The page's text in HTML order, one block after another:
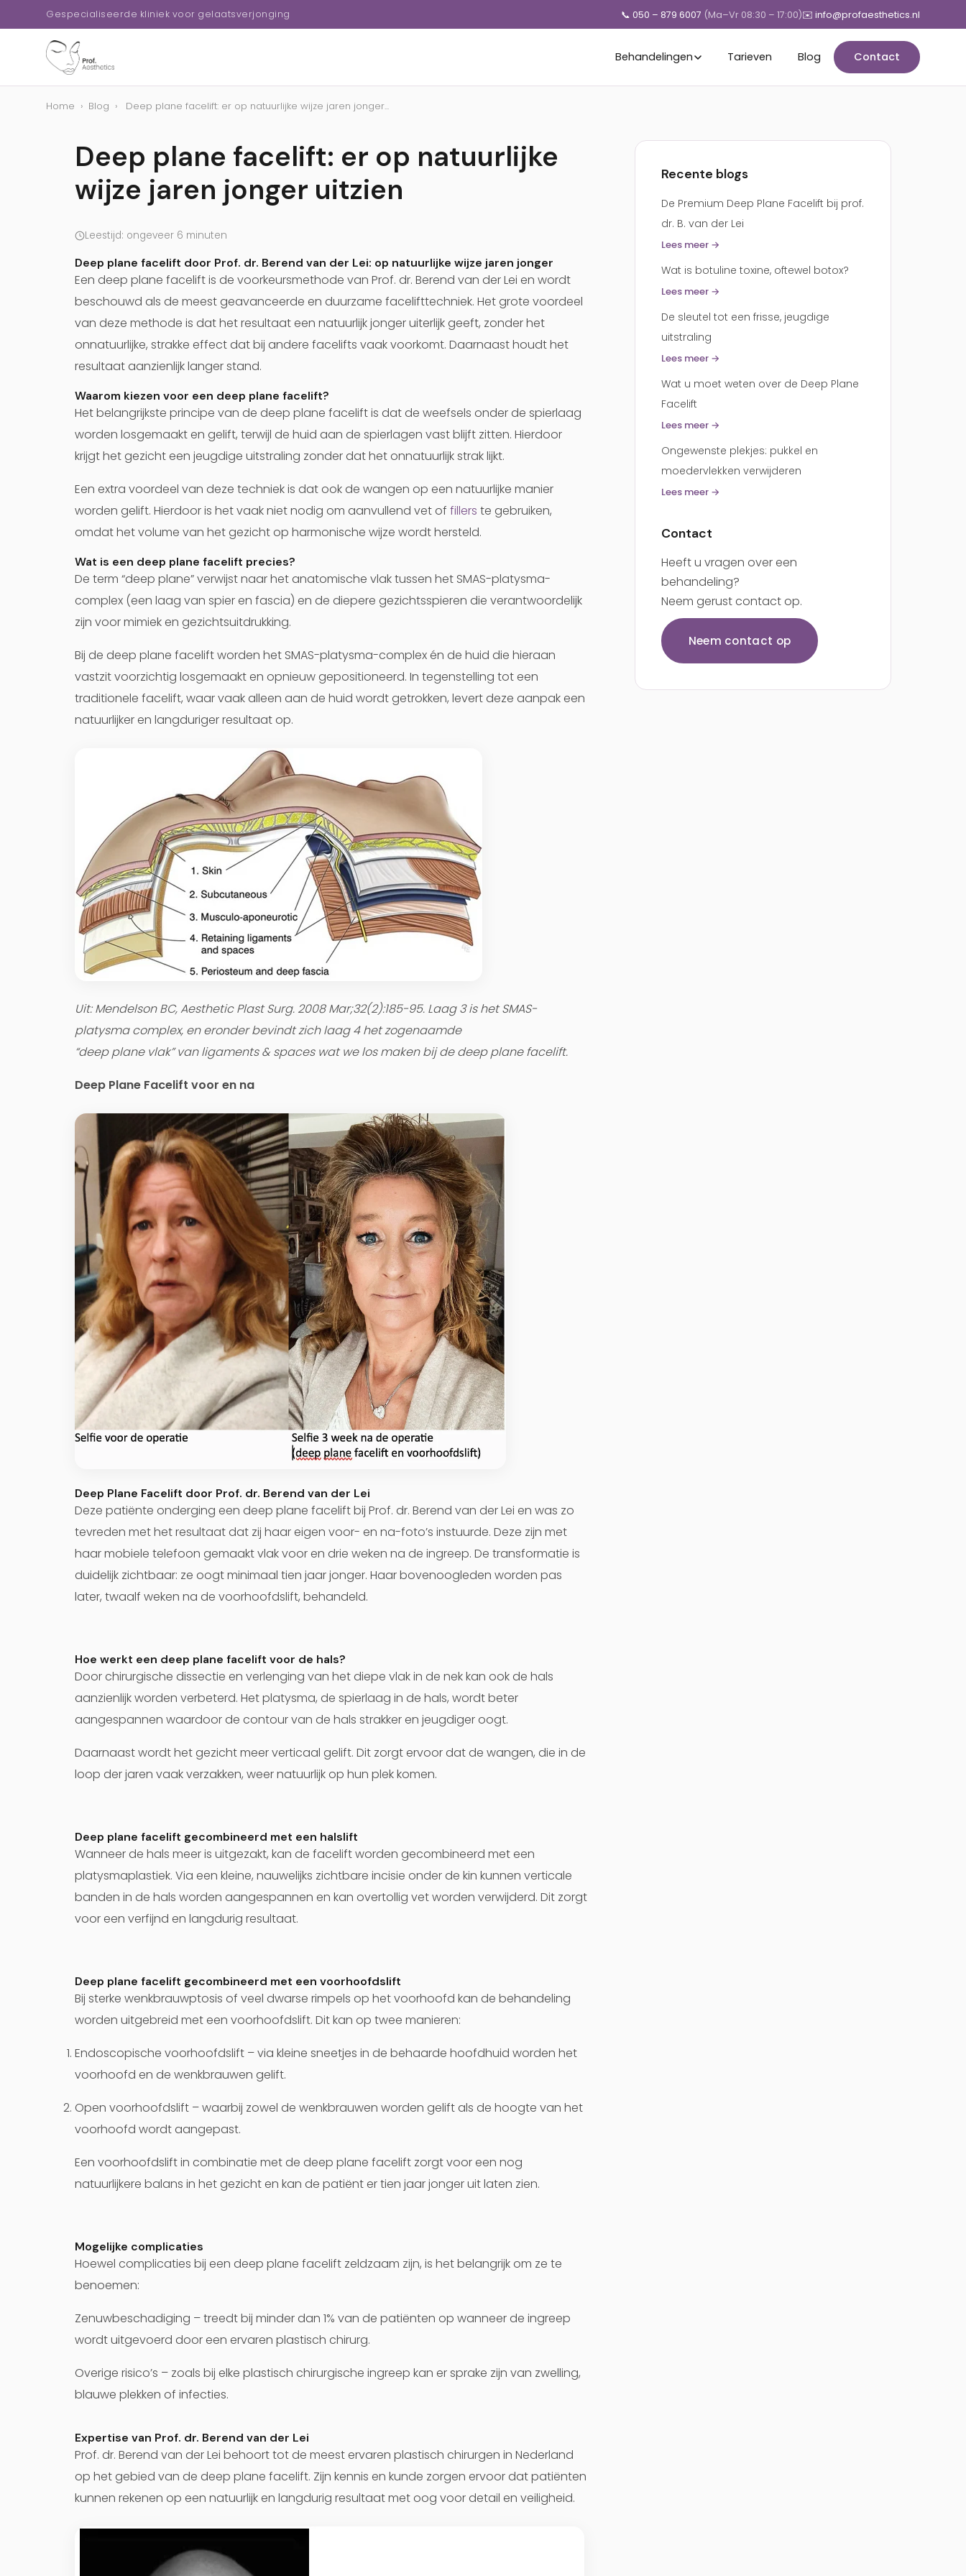
Gespecialiseerde kliniek voor gelaatsverjonging 📞 050 – 879 6007 (Ma–Vr 08:30 – 17:00)✉️ info@profaesthetics.nl
Behandelingen Tarieven Blog Contact
Home › Blog › Deep plane facelift: er op natuurlijke wijze jaren jonger...
Deep plane facelift: er op natuurlijke
wijze jaren jonger uitzien
Leestijd: ongeveer 6 minuten
Deep plane facelift door Prof. dr. Berend van der Lei: op natuurlijke wijze jaren jonger
Een deep plane faceliftis de voorkeursmethode van Prof. dr. Berend van der Lei en wordt
beschouwd als de meest geavanceerde en duurzame facelifttechniek. Het grote voordeel
van deze methode is dat het resultaat een natuurlijk jonger uiterlijk geeft, zonder het
onnatuurlijke, strakke effect dat bij andere facelifts vaak voorkomt. Daarnaast houdt het
resultaat aanzienlijk langer stand.
Waarom kiezen voor een deep plane facelift?
Het belangrijkste principe van de deep plane facelift is dat de weefsels onder de spierlaag
worden losgemaakt en gelift, terwijl de huid aan de spierlagen vast blijft zitten. Hierdoor
krijgt het gezicht een jeugdige uitstraling zonder dat het onnatuurlijk strak lijkt.
Een extra voordeel van deze techniek is dat ook de wangen op een natuurlijke manier
worden gelift. Hierdoor is het vaak niet nodig om aanvullend vet of fillers te gebruiken,
omdat het volume van het gezicht op harmonische wijze wordt hersteld.
Wat is een deep plane facelift precies?
De term “deep plane” verwijst naar het anatomische vlak tussen het SMAS-platysma-
complex (een laag van spier en fascia) en de diepere gezichtsspieren die verantwoordelijk
zijn voor mimiek en gezichtsuitdrukking.
Bij de deep plane facelift worden het SMAS-platysma-complex én de huid die hieraan
vastzit voorzichtig losgemaakt en opnieuw gepositioneerd. In tegenstelling tot een
traditionele facelift, waar vaak alleen aan de huid wordt getrokken, levert deze aanpak een
natuurlijker en langduriger resultaat op.
Uit: Mendelson BC, Aesthetic Plast Surg. 2008 Mar;32(2):185-95. Laag 3 is het SMAS-
platysma complex, en eronder bevindt zich laag 4 het zogenaamde
“deep plane vlak” van ligaments & spaces wat we los maken bij de deep plane facelift.
Deep Plane Facelift voor en na
Deep Plane Facelift door Prof. dr. Berend van der Lei
Deze patiënte onderging een deep plane facelift bij Prof. dr. Berend van der Lei en was zo
tevreden met het resultaat dat zij haar eigen voor- en na-foto’s instuurde. Deze zijn met
haar mobiele telefoon gemaakt vlak voor en drie weken na de ingreep. De transformatie is
duidelijk zichtbaar: ze oogt minimaal tien jaar jonger. Haar bovenoogleden worden pas
later, twaalf weken na de voorhoofdslift, behandeld.
Hoe werkt een deep plane facelift voor de hals?
Door chirurgische dissectie en verlenging van het diepe vlak in de nek kan ook de hals
aanzienlijk worden verbeterd. Het platysma, de spierlaag in de hals, wordt beter
aangespannen waardoor de contour van de hals strakker en jeugdiger oogt.
Daarnaast wordt het gezicht meer verticaal gelift. Dit zorgt ervoor dat de wangen, die in de
loop der jaren vaak verzakken, weer natuurlijk op hun plek komen.
Deep plane facelift gecombineerd met een halslift
Wanneer de hals meer is uitgezakt, kan de facelift worden gecombineerd met een
platysmaplastiek. Via een kleine, nauwelijks zichtbare incisie onder de kin kunnen verticale
banden in de hals worden aangespannen en kan overtollig vet worden verwijderd. Dit zorgt
voor een verfijnd en langdurig resultaat.
Deep plane facelift gecombineerd met een voorhoofdslift
Bij sterke wenkbrauwptosis of veel dwarse rimpels op het voorhoofd kan de behandeling
worden uitgebreid met een voorhoofdslift. Dit kan op twee manieren:
Endoscopische voorhoofdslift – via kleine sneetjes in de behaarde hoofdhuid worden het
voorhoofd en de wenkbrauwen gelift.
Open voorhoofdslift – waarbij zowel de wenkbrauwen worden gelift als de hoogte van het
voorhoofd wordt aangepast.
Een voorhoofdslift in combinatie met de deep plane facelift zorgt voor een nog
natuurlijkere balans in het gezicht en kan de patiënt er tien jaar jonger uit laten zien.
Mogelijke complicaties
Hoewel complicaties bij een deep plane facelift zeldzaam zijn, is het belangrijk om ze te
benoemen:
Zenuwbeschadiging – treedt bij minder dan 1% van de patiënten op wanneer de ingreep
wordt uitgevoerd door een ervaren plastisch chirurg.
Overige risico’s – zoals bij elke plastisch chirurgische ingreep kan er sprake zijn van zwelling,
blauwe plekken of infecties.
Expertise van Prof. dr. Berend van der Lei
Prof. dr. Berend van der Lei behoort tot de meest ervaren plastisch chirurgen in Nederland
op het gebied van de deep plane facelift. Zijn kennis en kunde zorgen ervoor dat patiënten
kunnen rekenen op een natuurlijk en langdurig resultaat met oog voor detail en veiligheid.
Recente blogs
De Premium Deep Plane Facelift bij prof.
dr. B. van der Lei
Lees meer →
Wat is botuline toxine, oftewel botox?
Lees meer →
De sleutel tot een frisse, jeugdige
uitstraling
Lees meer →
Wat u moet weten over de Deep Plane
Facelift
Lees meer →
Ongewenste plekjes: pukkel en
moedervlekken verwijderen
Lees meer →
Contact
Heeft u vragen over een
behandeling?
Neem gerust contact op.
Neem contact op